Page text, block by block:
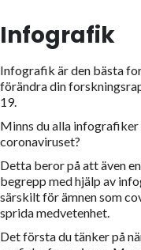
Infografik
Infografik är den bästa
förändra din
19.
Minns du alla infografiker
coronaviruset?
Detta beror på att även
begrepp med hjälp av
särskilt för ämnen som
sprida medvetenhet.
Det första du tänker på